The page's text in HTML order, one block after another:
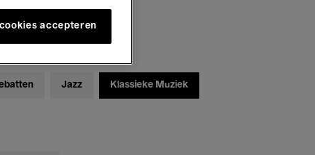
Jazz Klassieke Muziek
accepteren